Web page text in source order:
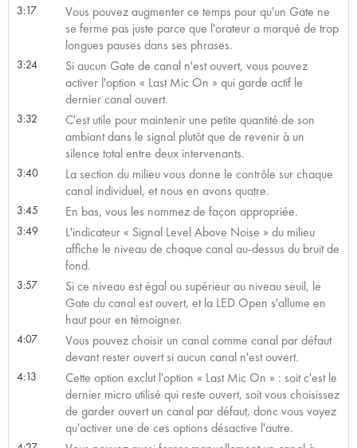
3:17
Vous pouvez augmenter ce temps pour qu'un Gate ne
se ferme pas juste parce que l'orateur a marqué de trop
longues pauses dans ses phrases.
3:24
Si aucun Gate de canal n'est ouvert, vous pouvez
activer l'option « Last Mic On » qui garde actif le
dernier canal ouvert.
3:32
C'est utile pour maintenir une petite quantité de son
ambiant dans le signal plutôt que de revenir à un
silence total entre deux intervenants.
3:40
La section du milieu vous donne le contrôle sur chaque
canal individuel, et nous en avons quatre.
3:45 En bas, vous les nommez de façon appropriée.
3:49
L'indicateur « Signal Level Above Noise » du milieu
affiche le niveau de chaque canal au-dessus du bruit de
fond.
3:57
Si ce niveau est égal ou supérieur au niveau seuil, le
Gate du canal est ouvert, et la LED Open s'allume en
haut pour en témoigner.
4:07
Vous pouvez choisir un canal comme canal par défaut
devant rester ouvert si aucun canal n'est ouvert.
4:13
Cette option exclut l'option « Last Mic On » : soit c'est le
dernier micro utilisé qui reste ouvert, soit vous choisissez
de garder ouvert un canal par défaut, donc vous voyez
qu'activer une de ces options désactive l'autre.